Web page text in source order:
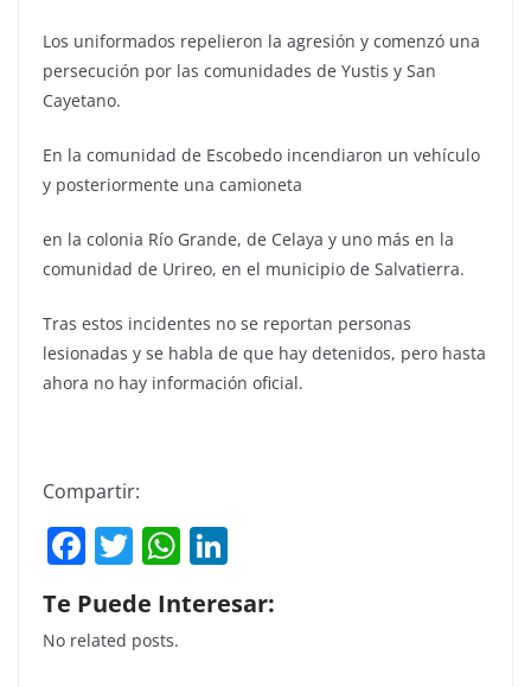
Los uniformados repelieron la agresión y comenzó una
persecución por las comunidades de Yustis y San
Cayetano.
En la comunidad de Escobedo incendiaron un vehículo
y posteriormente una camioneta
en la colonia Río Grande, de Celaya y uno más en la
comunidad de Urireo, en el municipio de Salvatierra.
Tras estos incidentes no se reportan personas
lesionadas y se habla de que hay detenidos, pero hasta
ahora no hay información oficial.
Compartir:
F
a
c
e
T
w
itt
er
W
h
at k
Te Puede Interesar:
No related posts.